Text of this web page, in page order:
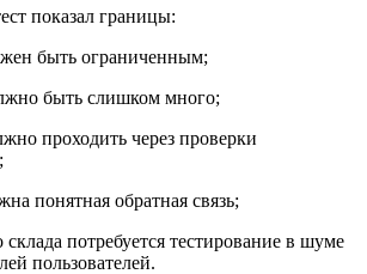
показал границы:
быть ограниченным;
быть слишком много;
проходить через проверки
понятная обратная связь;
склада потребуется тестирование в шуме
пользователей.